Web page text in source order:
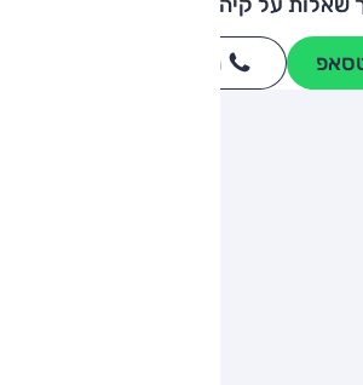
שאלות על קיה סטוניק?
חייגו